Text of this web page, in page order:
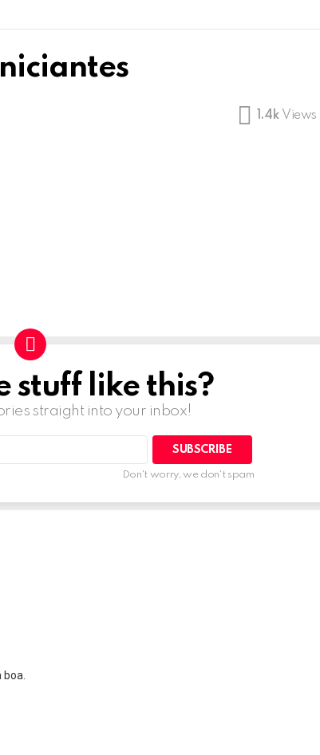
1.4k Views
stuff like this?
straight into your inbox!
Don't worry, we don't spam